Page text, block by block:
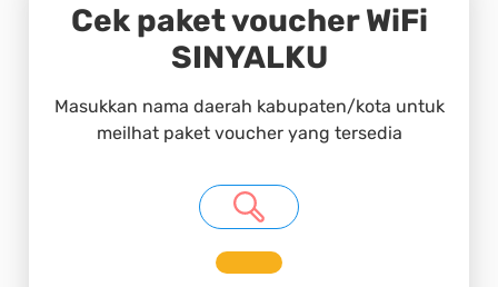
Cek paket voucher WiFi
SINYALKU
Masukkan nama daerah kabupaten/kota untuk
meilhat paket voucher yang tersedia